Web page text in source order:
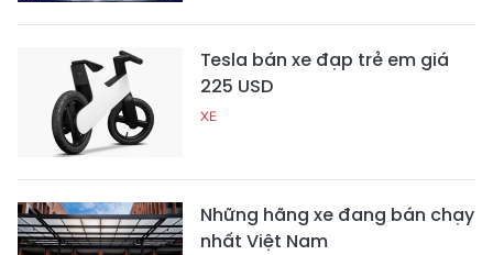
Tesla bán xe đạp trẻ em giá
225 USD
XE
Những hãng xe đang bán chạy
nhất Việt Nam